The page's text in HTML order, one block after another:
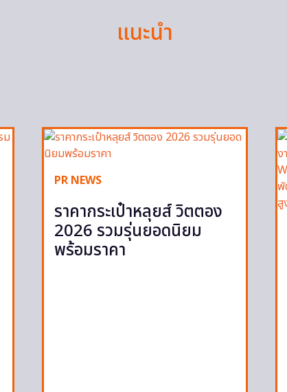
แนะนำ
PR NEWS
ราคากระเป๋าหลุยส์ วิตตอง
2026 รวมรุ่นยอดนิยม
พร้อมราคา